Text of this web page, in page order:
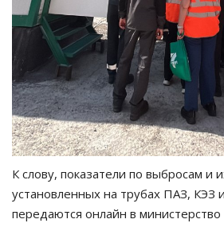
К слову, показатели по выбросам и
установленных на трубах ПАЗ, КЭЗ
передаются онлайн в министерство